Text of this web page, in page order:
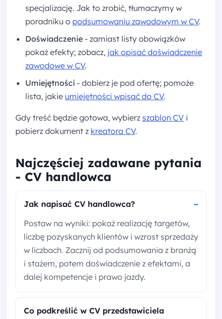
specjalizację. Jak to zrobić, tłumaczymy w
poradniku o podsumowaniu zawodowym w CV.
Doświadczenie - zamiast listy obowiązków
pokaż efekty; zobacz, jak opisać doświadczenie
zawodowe w CV.
Umiejętności - dobierz je pod ofertę; pomoże
lista, jakie umiejętności wpisać do CV.
Gdy treść będzie gotowa, wybierz szablon CV i
pobierz dokument z kreatora CV.
Najczęściej zadawane pytania
- CV handlowca
Jak napisać CV handlowca?
Postaw na wyniki: pokaż realizację targetów,
liczbę pozyskanych klientów i wzrost sprzedaży
w liczbach. Zacznij od podsumowania z branżą
i stażem, potem doświadczenie z efektami, a
dalej kompetencje i prawo jazdy.
Co podkreślić w CV przedstawiciela